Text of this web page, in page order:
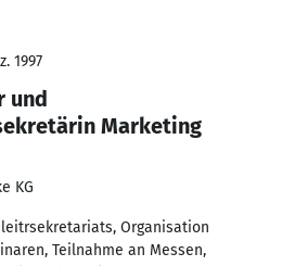
1997
und
Marketing
KG
Organisation
Teilnahme an Messen,